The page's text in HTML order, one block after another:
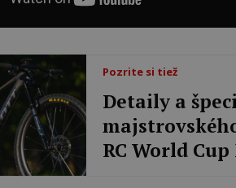
Pozrite si tiež
Detaily a
RC World